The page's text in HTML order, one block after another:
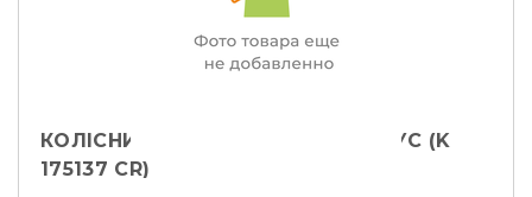
КОЛІСНИЙ БОЛТ M12X1,5X35 КОНУС (K
175137 CR)